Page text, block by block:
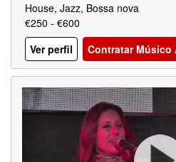
House, Jazz, Bossa nova
€250 - €600
Ver perfil
Contratar Músico